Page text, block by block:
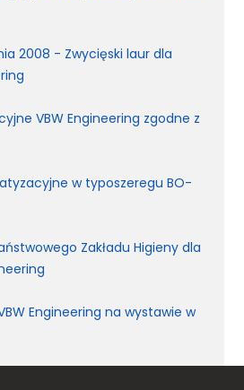
2008 - Zwycięski laur dla
VBW Engineering zgodne z
w typoszeregu BO-
Zakładu Higieny dla
Engineering na wystawie w